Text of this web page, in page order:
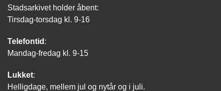
Stadsarkivet holder åbent:
Tirsdag-torsdag kl. 9-16
Telefontid :
Mandag-fredag kl. 9-15
Lukket:
Helligdage, mellem jul og nytår og i juli.